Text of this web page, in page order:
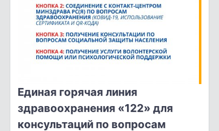
Единая горячая линия
здравоохранения «122» для
консультаций по вопросам